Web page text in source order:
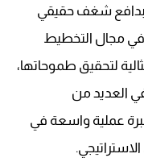
بدافع شغف حقيقي
في مجال التخطيط
لتحقيق طموحاتها،
العديد من
عملية واسعة في